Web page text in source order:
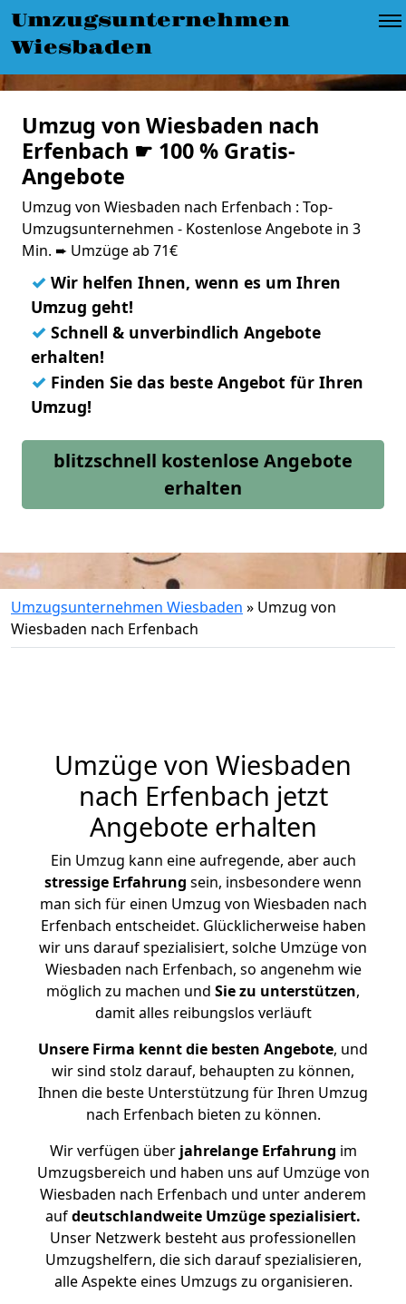
Umzugsunternehmen
Wiesbaden
Umzug von Wiesbaden nach
Erfenbach ☛ 100 % Gratis-
Angebote
Umzug von Wiesbaden nach Erfenbach : Top-
Umzugsunternehmen - Kostenlose Angebote in 3
Min. ➨ Umzüge ab 71€
✓ Wir helfen Ihnen, wenn es um Ihren
Umzug geht!
✓ Schnell & unverbindlich Angebote
erhalten!
✓ Finden Sie das beste Angebot für Ihren
Umzug!
blitzschnell kostenlose Angebote
erhalten
Umzugsunternehmen Wiesbaden » Umzug von
Wiesbaden nach Erfenbach
Umzüge von Wiesbaden
nach Erfenbach jetzt
Angebote erhalten
Ein Umzug kann eine aufregende, aber auch
stressige Erfahrung sein, insbesondere wenn
man sich für einen Umzug von Wiesbaden nach
Erfenbach entscheidet. Glücklicherweise haben
wir uns darauf spezialisiert, solche Umzüge von
Wiesbaden nach Erfenbach, so angenehm wie
möglich zu machen und Sie zu unterstützen,
damit alles reibungslos verläuft
Unsere Firma kennt die besten Angebote, und
wir sind stolz darauf, behaupten zu können,
Ihnen die beste Unterstützung für Ihren Umzug
nach Erfenbach bieten zu können.
Wir verfügen überjahrelange Erfahrung im
Umzugsbereich und haben uns auf Umzüge von
Wiesbaden nach Erfenbach und unter anderem
aufdeutschlandweite Umzüge spezialisiert.
Unser Netzwerk besteht aus professionellen
Umzugshelfern, die sich darauf spezialisieren,
alle Aspekte eines Umzugs zu organisieren.